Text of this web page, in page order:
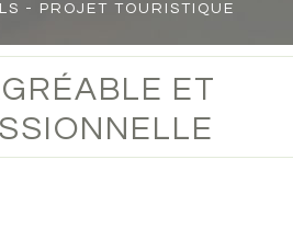
- PROJET TOURISTIQUE
ET